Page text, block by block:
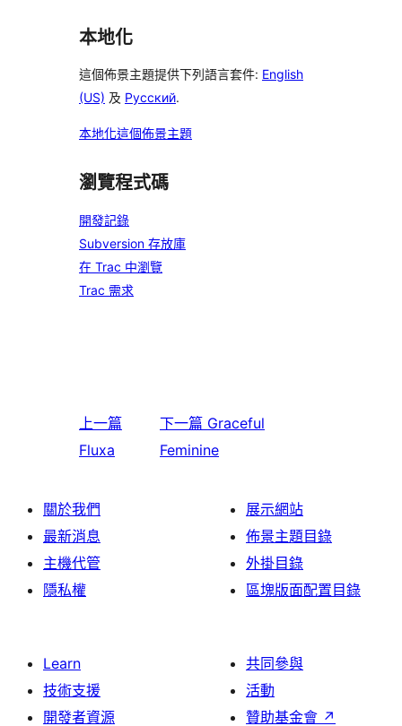
本地化
這個佈景主題提供下列語言套件: English
(US) 及 Русский.
本地化這個佈景主題
瀏覽程式碼
開發記錄
Subversion 存放庫
在 Trac 中瀏覽
Trac 需求
上一篇
Fluxa
下一篇 Graceful
Feminine
關於我們
最新消息
主機代管
隱私權
展示網站
佈景主題目錄
外掛目錄
區塊版面配置目錄
Learn
技術支援
開發者資源
共同參與
活動
贊助基金會 ↗